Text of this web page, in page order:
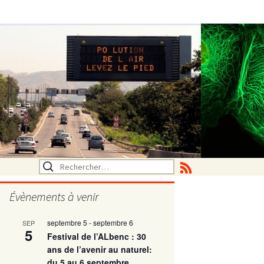
Rechercher :
Évènements à venir
SEP
5
septembre 5 -septembre 6
Festival de l’ALbenc : 30
ans de l’avenir au naturel: